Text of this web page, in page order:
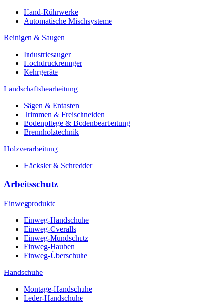
Hand-Rührwerke
Automatische Mischsysteme
Reinigen & Saugen
Industriesauger
Hochdruckreiniger
Kehrgeräte
Landschaftsbearbeitung
Sägen & Entasten
Trimmen & Freischneiden
Bodenpflege & Bodenbearbeitung
Brennholztechnik
Holzverarbeitung
Häcksler & Schredder
Arbeitsschutz
Einwegprodukte
Einweg-Handschuhe
Einweg-Overalls
Einweg-Mundschutz
Einweg-Hauben
Einweg-Überschuhe
Handschuhe
Montage-Handschuhe
Leder-Handschuhe